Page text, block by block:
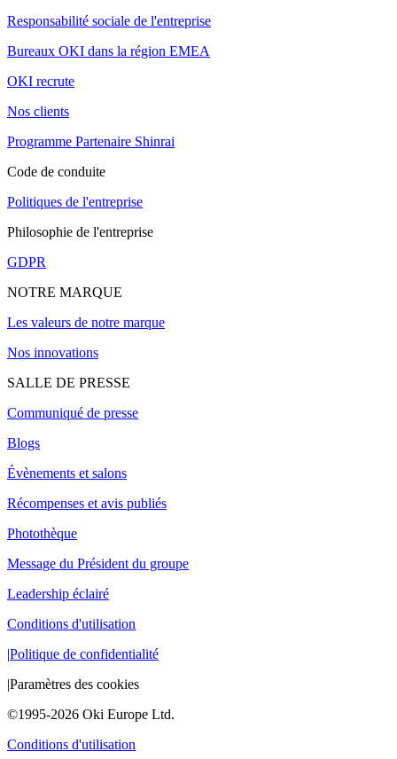
Responsabilité sociale de l'entreprise
Bureaux OKI dans la région EMEA
OKI recrute
Nos clients
Programme Partenaire Shinrai
Code de conduite
Politiques de l'entreprise
Philosophie de l'entreprise
GDPR
NOTRE MARQUE
Les valeurs de notre marque
Nos innovations
SALLE DE PRESSE
Communiqué de presse
Blogs
Évènements et salons
Récompenses et avis publiés
Photothèque
Message du Président du groupe
Leadership éclairé
Conditions d'utilisation
|Politique de confidentialité
|Paramètres des cookies
©1995-2026 Oki Europe Ltd.
Conditions d'utilisation